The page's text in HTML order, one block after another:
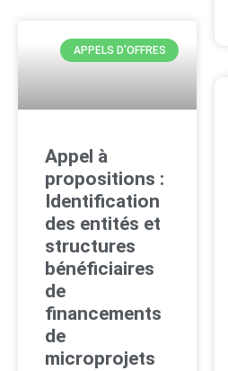
APPELS D'OFFRES
Appel à
propositions :
Identification
des entités et
structures
bénéficiaires
de
financements
de
microprojets